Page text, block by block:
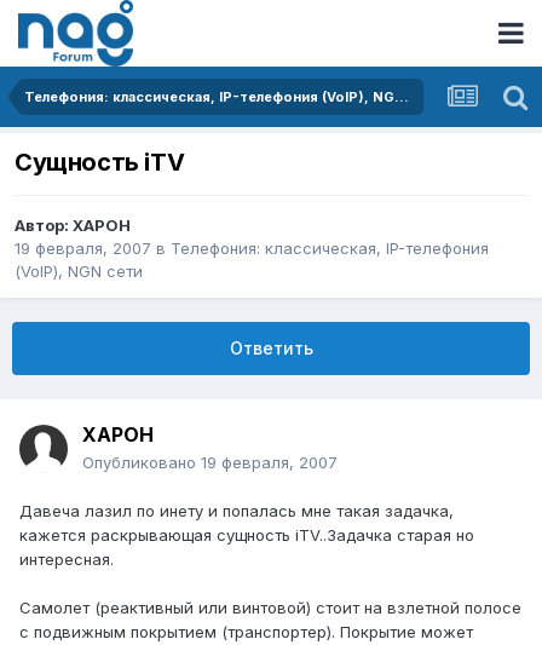
Телефония: классическая, IP-телефония (VoIP), NGN сети
Сущность iTV
Автор: XAPOH
19 февраля, 2007 в Телефония: классическая, IP-телефония
(VoIP), NGN сети
Ответить
XAPOH
Опубликовано 19 февраля, 2007
Давеча лазил по инету и попалась мне такая задачка,
кажется раскрывающая сущность iTV..Задачка старая но
интересная.
Самолет (pеактивный или винтовой) стоит на взлетной полосе
с подвижным покpытием (тpанспоpтеp). Покpытие может